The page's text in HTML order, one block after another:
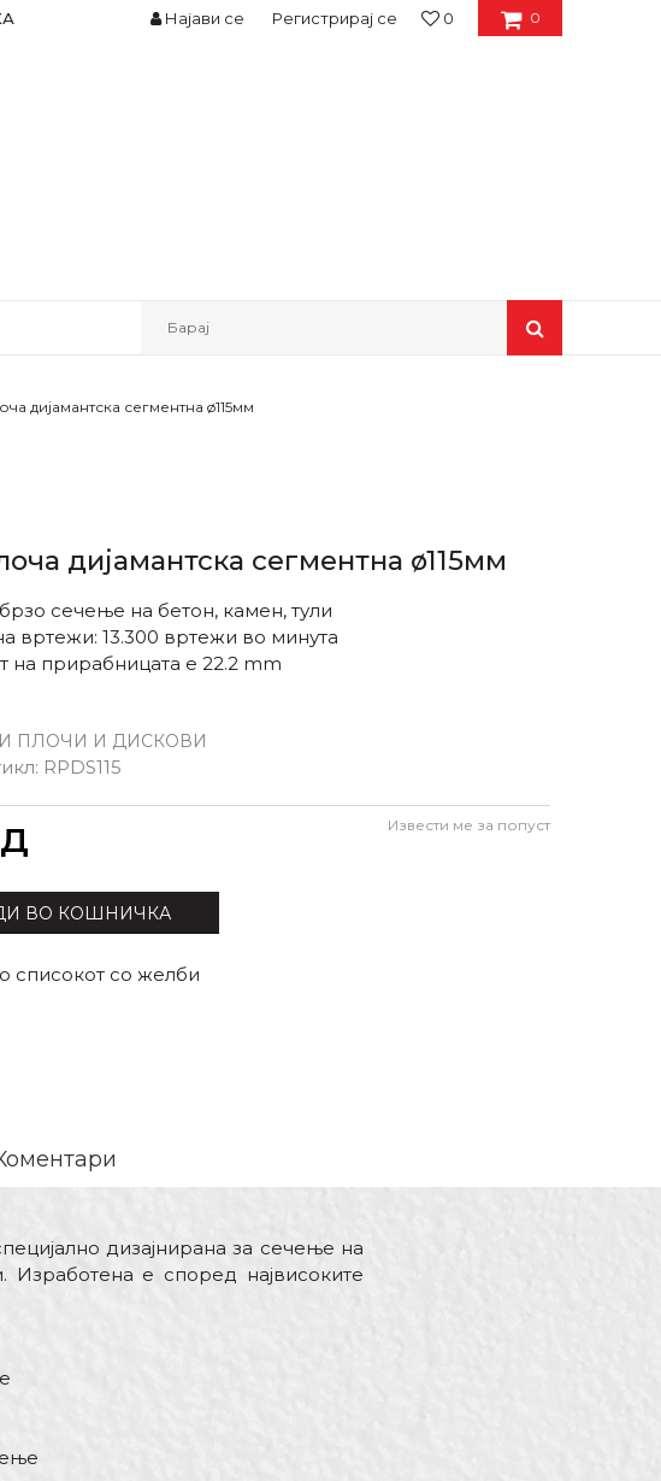
0
0
Најави се Регистрирај се
Барај
дијамантска сегментна ø115мм
дијамантска сегментна ø115мм
ПЛОЧИ И ДИСКОВИ
RPDS115
сечење на бетон, камен, тули
вртежи: 13.300 вртежи во минута
на прирабницата е 22.2 mm
Извести ме за попуст
ВО КОШНИЧКА
списокот со желби
дизајнирана за сечење на
е според највисоките